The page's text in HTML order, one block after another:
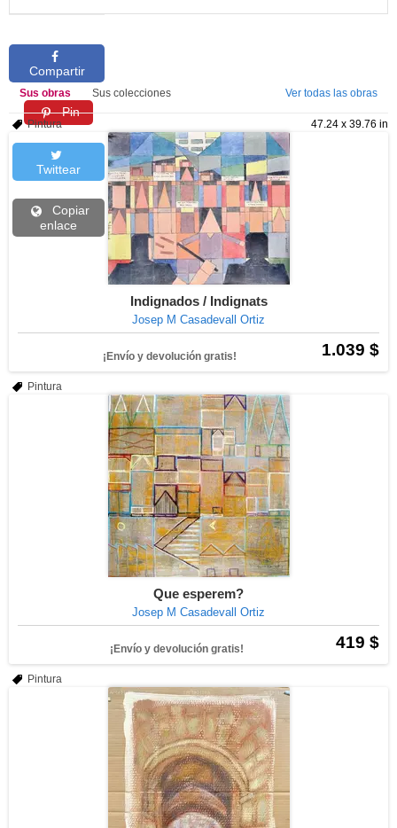
Compartir
Pin
Twittear
Copiar
enlace
Sus obras Sus colecciones Ver todas las obras
47.24 x 39.76 in
Pintura
Indignados / Indignats
Josep M Casadevall Ortiz
1.039 $
¡Envío y devolución gratis!
Pintura
Que esperem?
Josep M Casadevall Ortiz
419 $
¡Envío y devolución gratis!
Pintura